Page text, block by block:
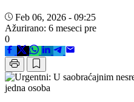
Feb 06, 2026 - 09:25
Ažurirano: 6 meseci pre
0